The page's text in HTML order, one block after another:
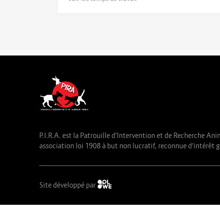
P.I.R.A. est la Patrouille d’Intervention et de Recherche
association loi 1908 à but non lucratif, reconnue d’intérêt
Site développé par